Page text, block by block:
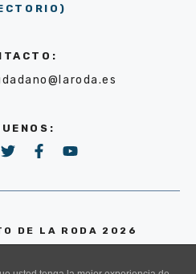
DE LA RODA 2026
PRIVACIDAD